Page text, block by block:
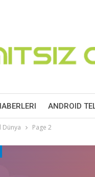
ANDROID
Dünya Page 2